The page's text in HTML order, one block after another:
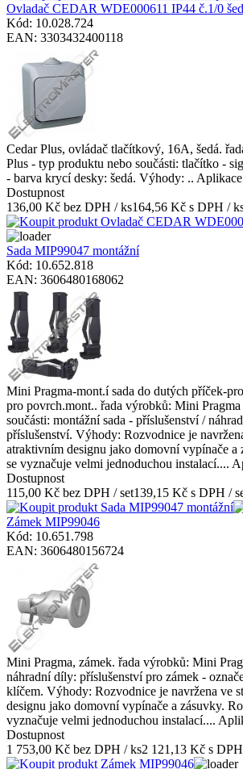
Ovladač CEDAR WDE000611 IP44 č.1/0
Kód: 10.028.724
EAN: 3303432400118
Cedar Plus, ovládač tlačítkový, 16A, šedá.
Plus - typ produktu nebo součásti: tlačítko -
- barva krycí desky: šedá. Výhody: ..
Dostupnost
136,00 Kč bez DPH / ks164,56 Kč s DPH /
Sada MIP99047 montážní
Kód: 10.652.818
EAN: 3606480168062
Mini Pragma-mont.í sada do dutých příček-
pro povrch.mont.. řada výrobků: Mini
součásti: montážní sada - příslušenství /
příslušenství. Výhody: Rozvodnice je
atraktivním designu jako domovní vypínače a
se vyznačuje velmi jednoduchou instalací....
Dostupnost
115,00 Kč bez DPH / set139,15 Kč s DPH /
Zámek MIP99046
Kód: 10.651.798
EAN: 3606480156724
Mini Pragma, zámek. řada výrobků: Mini
náhradní díly: příslušenství pro zámek -
klíčem. Výhody: Rozvodnice je navržena ve
designu jako domovní vypínače a zásuvky.
vyznačuje velmi jednoduchou instalací....
Dostupnost
1 753,00 Kč bez DPH / ks2 121,13 Kč s